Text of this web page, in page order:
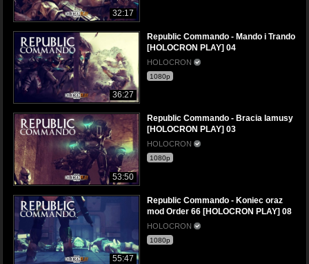
32:17
36:27
Republic Commando - Mando i Trando
[HOLOCRON PLAY] 04
HOLOCRON
1080p
53:50
Republic Commando - Bracia lamusy
[HOLOCRON PLAY] 03
HOLOCRON
1080p
55:47
Republic Commando - Koniec oraz
mod Order 66 [HOLOCRON PLAY] 08
HOLOCRON
1080p